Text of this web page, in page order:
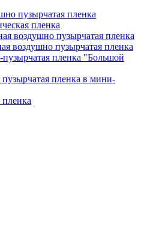
пузырчатая пленка
пленка
воздушно пузырчатая пленка
воздушно пузырчатая пленка
пленка "Большой
пленка в мини-
пленка